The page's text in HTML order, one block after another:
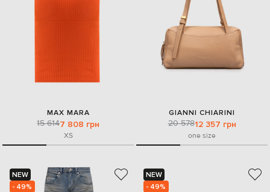
MAX MARA
15 6147 808 грн
XS
GIANNI CHIARINI
20 57812 357 грн
one size
NEW
- 49%
NEW
- 49%